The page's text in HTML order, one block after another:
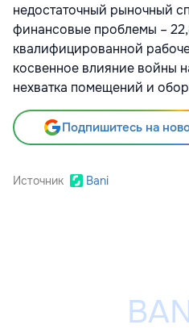
недостаточный рыночный
финансовые проблемы –
квалифицированной
косвенное влияние войны
нехватка помещений и
Подпишитесь на
Источник Bani